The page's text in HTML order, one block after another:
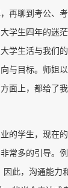
再聊到考公、
学生四年的迷
学生活与我们
与目标。师姐
面上，都给了
的学生，现在
常多的引导。
因此，沟通能力